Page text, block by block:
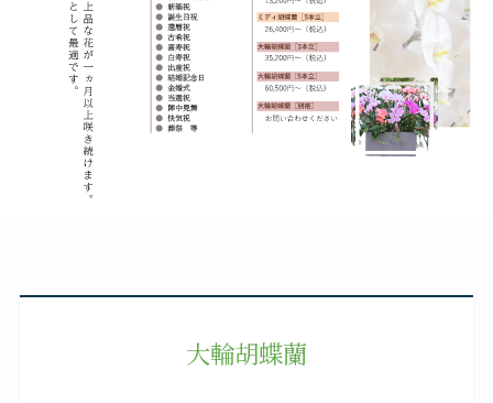
大輪胡蝶蘭